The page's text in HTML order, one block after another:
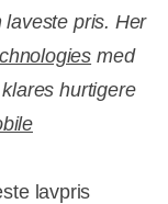
pris. Her
med
hurtigere
lavpris